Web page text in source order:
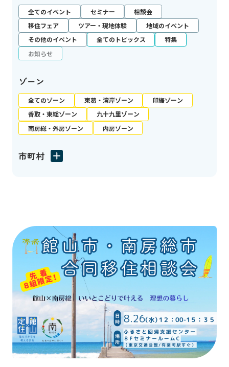
全てのイベント セミナー
相談会
移住フェア
ツアー・現地体験
地域のイベント
その他のイベント
全てのトピックス
特集
お知らせ
ゾーン
全てのゾーン 東葛・湾岸ゾーン
印旛ゾーン
香取・東総ゾーン
九十九里ゾーン
南房総・外房ゾーン
内房ゾーン
市町村